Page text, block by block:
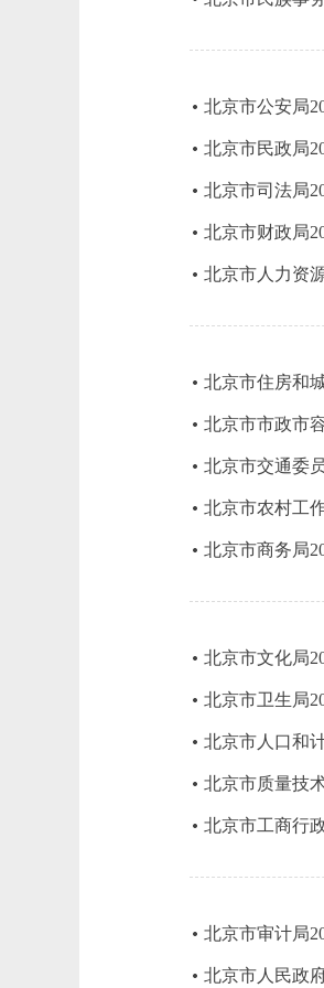
北京市公安局
北京市民政局
北京市司法局
北京市财政局
北京市人力资
北京市住房和
北京市市政市
北京市交通委
北京市农村工
北京市商务局
北京市文化局
北京市卫生局
北京市人口和
北京市质量技
北京市工商行
北京市审计局
北京市人民政